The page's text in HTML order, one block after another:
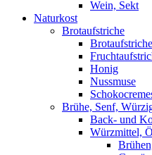
Wein, Sekt
Naturkost
Brotaufstriche
Honig
Nussmuse
Brühe, Senf,
Back- und
Würzmittel,